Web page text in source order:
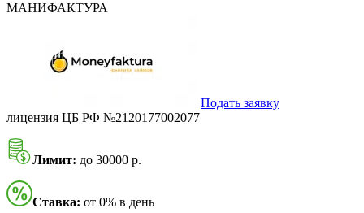
МАНИФАКТУРА
Подать заявку
лицензия ЦБ РФ №2120177002077
Лимит: до 30000 р.
Ставка: от 0% в день